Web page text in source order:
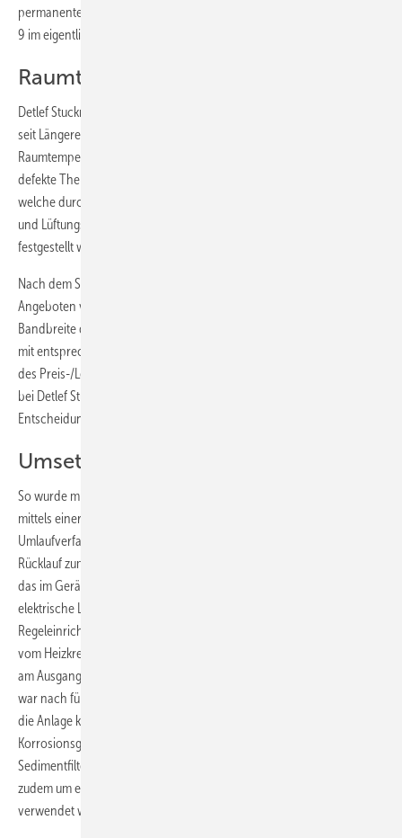
permanentem Sauerstoffeintrag zurückzuführen. Der pH-Wert lag mit
9 im eigentlich korrosionsgünstigen Bereich.
Raumtemperatur nicht erreicht
Detlef Stuckmann, technischer Leiter der Haustechnik im Hotel, hatte
seit Längerem Probleme beim Erreichen der gewünschten
Raumtemperatur. Zusätzlich stelle er häufig schlecht regelbare oder
defekte Thermostatventile fest. Im Zuge von Wartungsarbeiten,
welche durch die Kölner Partnerfirma Horst Seckel GmbH Heizungs-
und Lüftungsbau ausgeführt wurden, konnte die Ursache hierfür
festgestellt werden.
Nach dem Sondieren der Möglichkeiten wurde eine Reihe an
Angeboten verschiedener Anbieter eingeholt. Hierbei reichte die
Bandbreite der Offerten bis zu einem Arbeitsaufwand von 14 Tagen
mit entsprechenden Kosten von mehreren tausend Euro. Die Prüfung
des Preis-/Leistungsverhältnisses führte nach Beratungsgesprächen
bei Detlef Stuckmann und Dipl.-Ing. Horst Seckel zu der gemeinsamen
Entscheidung für das System Purotap profi 25 von Elysator.
Umsetzung an der Anlage
So wurde mit der mobilen Füllstation das komplette Anlagenvolumen
mittels einer externen Impellerpumpe im Betrieb der Anlage im
Umlaufverfahren entsalzt und gefiltert. Hierbei wurde jeweils vom
Rücklauf zum Vorlauf, Heizkreis für Heizkreis das Anlagenvolumen über
das im Gerät befindliche Mischbettharz geleitet, bis der gewünschte
elektrische Leitwert erreicht war. Die am Gerät integrierten Mess- und
Regeleinrichtungen überwachten hierbei die Reduzierung kommend
vom Heizkreis am Eingang sowie die Kapazität des Mischbettharzes
am Ausgang des Gerätes. Mit einer Umlaufleistung von etwa 1500 l/h
war nach fünf Stunden und einem kurzen Stopp für den Harzwechsel
die Anlage komplett entsalzt, die gewünschten Werte erreicht und die
Korrosionsgefahr beseitigt. Da das Mischbettharz, ähnlich wie ein
Sedimentfilter eine hervorragende Filterwirkung hat und es sich
zudem um ein Einwegharz handelt, kann es ohne teure Vorfiltration
verwendet werden. Hierdurch wurde die Anlageneffizienz verbessert.